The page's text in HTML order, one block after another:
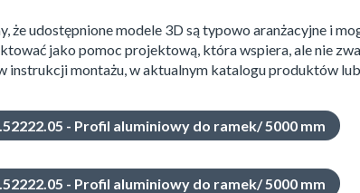
że udostępnione modele 3D są typowo aranżacyjne i
jako pomoc projektową, która wspiera, ale nie
instrukcji montażu, w aktualnym katalogu produktów
- Profil aluminiowy do ramek/ 5000 mm
- Profil aluminiowy do ramek/ 5000 mm